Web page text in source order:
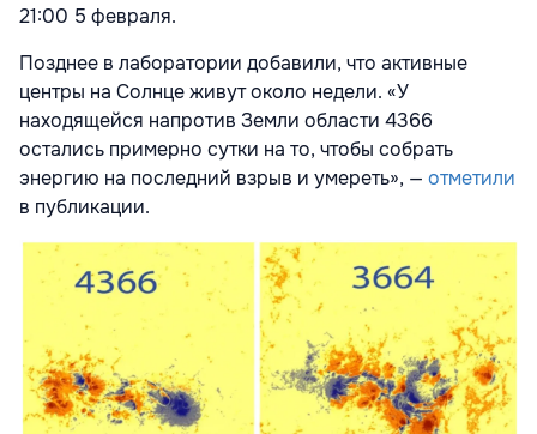
21:00 5 февраля.
Позднее в лаборатории добавили, что активные
центры на Солнце живут около недели. «У
находящейся напротив Земли области 4366
остались примерно сутки на то, чтобы собрать
энергию на последний взрыв и умереть», — отметили
в публикации.